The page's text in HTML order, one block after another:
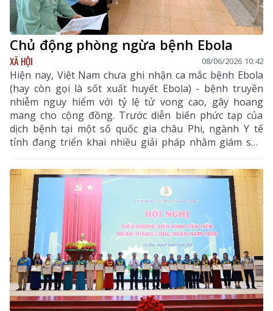
Chủ động phòng ngừa bệnh Ebola
XÃ HỘI 08/06/2026 10:42
Hiện nay, Việt Nam chưa ghi nhận ca mắc bệnh Ebola
(hay còn gọi là sốt xuất huyết Ebola) - bệnh truyền
nhiễm nguy hiểm với tỷ lệ tử vong cao, gây hoang
mang cho cộng đồng. Trước diễn biến phức tạp của
dịch bệnh tại một số quốc gia châu Phi, ngành Y tế
tỉnh đang triển khai nhiều giải pháp nhằm giám sát,
phòng ngừa và sẵn sàng ứng phó.